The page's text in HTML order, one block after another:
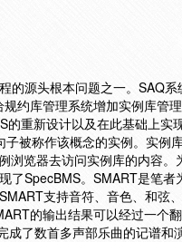
的源头根本问题之一。SAQ系
约库管理系统增加实例库管
重新设计以及在此基础上实
被称作该概念的实例。实例
浏览器去访问实例库的内容。
了SpecBMS。SMART是笔者
支持音符、音色、和弦
的输出结果可以经过一个
了数首多声部乐曲的记谱和